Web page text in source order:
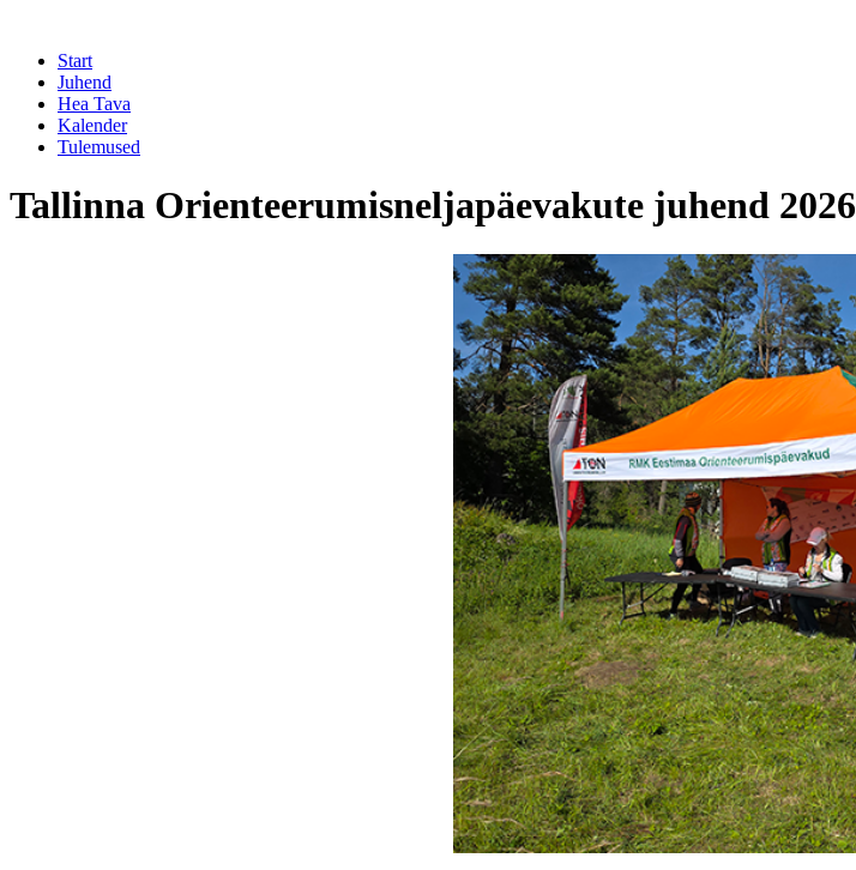
Start
Juhend
Hea Tava
Kalender
Tulemused
Tallinna Orienteerumisneljapäevakute juhend 2026